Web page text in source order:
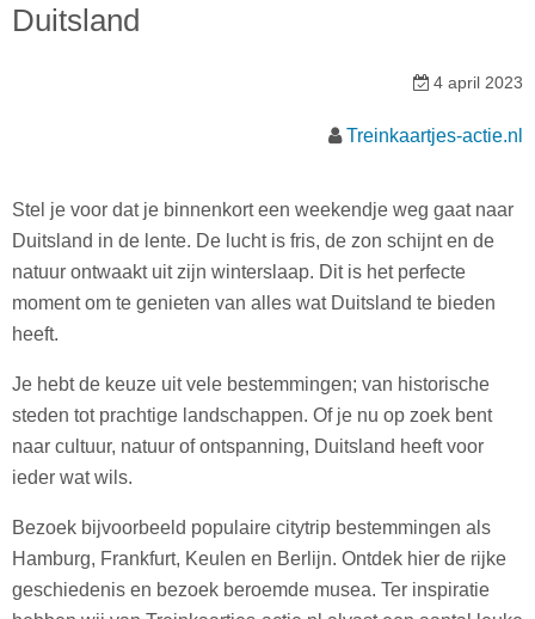
Duitsland
4 april 2023
Treinkaartjes-actie.nl
Stel je voor dat je binnenkort een weekendje weg gaat naar
Duitsland in de lente. De lucht is fris, de zon schijnt en de
natuur ontwaakt uit zijn winterslaap. Dit is het perfecte
moment om te genieten van alles wat Duitsland te bieden
heeft.
Je hebt de keuze uit vele bestemmingen; van historische
steden tot prachtige landschappen. Of je nu op zoek bent
naar cultuur, natuur of ontspanning, Duitsland heeft voor
ieder wat wils.
Bezoek bijvoorbeeld populaire citytrip bestemmingen als
Hamburg, Frankfurt, Keulen en Berlijn. Ontdek hier de rijke
geschiedenis en bezoek beroemde musea. Ter inspiratie